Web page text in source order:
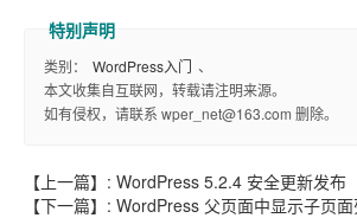
类别： WordPress入门 、
本文收集自互联网，转载请注明来源。
如有侵权，请联系 wper_net@163.com 删除。
【上一篇】: WordPress 5.2.4 安全更新发布
【下一篇】: WordPress 父页面中显示子页面